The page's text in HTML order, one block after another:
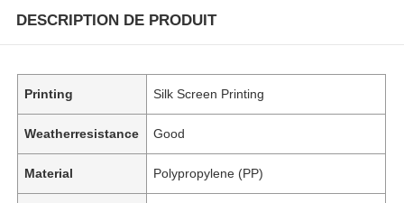
DESCRIPTION DE PRODUIT
Printing Silk Screen Printing
Weatherresistance Good
Material Polypropylene (PP)